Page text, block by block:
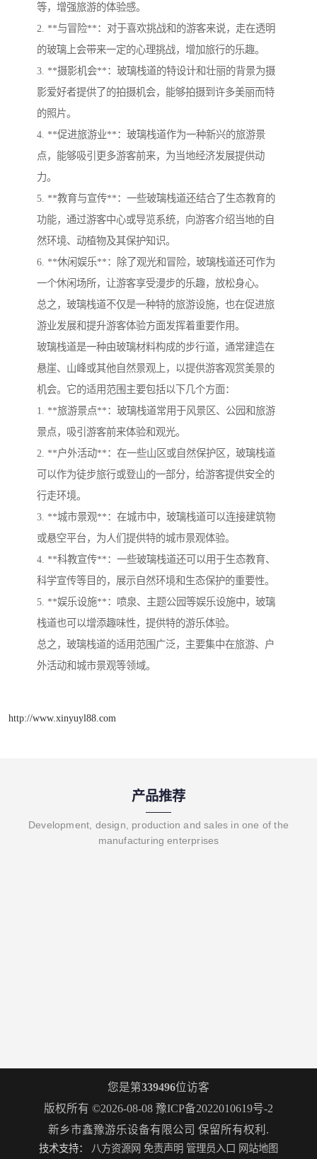
等，增强旅游的体验感。
2. **与冒险**：对于喜欢挑战和的游客来说，走在透明
的玻璃上会带来一定的心理挑战，增加旅行的乐趣。
3. **摄影机会**：玻璃栈道的特设计和壮丽的背景为摄
影爱好者提供了的拍摄机会，能够拍摄到许多美丽而特
的照片。
4. **促进旅游业**：玻璃栈道作为一种新兴的旅游景
点，能够吸引更多游客前来，为当地经济发展提供动
力。
5. **教育与宣传**：一些玻璃栈道还结合了生态教育的
功能，通过游客中心或导览系统，向游客介绍当地的自
然环境、动植物及其保护知识。
6. **休闲娱乐**：除了观光和冒险，玻璃栈道还可作为
一个休闲场所，让游客享受漫步的乐趣，放松身心。
总之，玻璃栈道不仅是一种特的旅游设施，也在促进旅
游业发展和提升游客体验方面发挥着重要作用。
玻璃栈道是一种由玻璃材料构成的步行道，通常建造在
悬崖、山峰或其他自然景观上，以提供游客观赏美景的
机会。它的适用范围主要包括以下几个方面：
1. **旅游景点**：玻璃栈道常用于风景区、公园和旅游
景点，吸引游客前来体验和观光。
2. **户外活动**：在一些山区或自然保护区，玻璃栈道
可以作为徒步旅行或登山的一部分，给游客提供安全的
行走环境。
3. **城市景观**：在城市中，玻璃栈道可以连接建筑物
或悬空平台，为人们提供特的城市景观体验。
4. **科教宣传**：一些玻璃栈道还可以用于生态教育、
科学宣传等目的，展示自然环境和生态保护的重要性。
5. **娱乐设施**：喷泉、主题公园等娱乐设施中，玻璃
栈道也可以增添趣味性，提供特的游乐体验。
总之，玻璃栈道的适用范围广泛，主要集中在旅游、户
外活动和城市景观等领域。
http://www.xinyuyl88.com
产品推荐
Development, design, production and sales in one of the
manufacturing enterprises
您是第339496位访客
版权所有 ©2026-08-08 豫ICP备2022010619号-2
新乡市鑫豫游乐设备有限公司 保留所有权利.
技术支持： 八方资源网 免责声明 管理员入口 网站地图